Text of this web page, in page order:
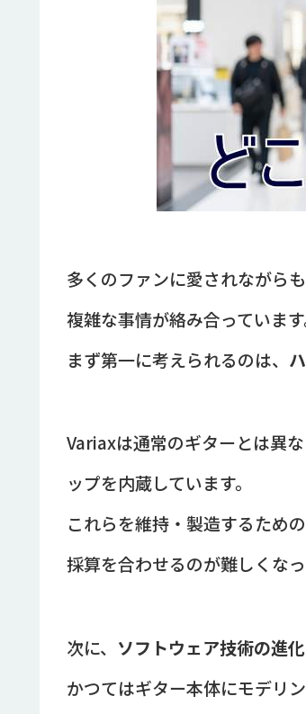
多くのファンに愛されながら
複雑な事情が絡み合っています
まず第一に考えられるのは、
Variaxは通常のギターとは異
ップを内蔵しています。
これらを維持・製造するため
採算を合わせるのが難しくな
次に、 ソフトウェア技術の進化
かつてはギター本体にモデリ